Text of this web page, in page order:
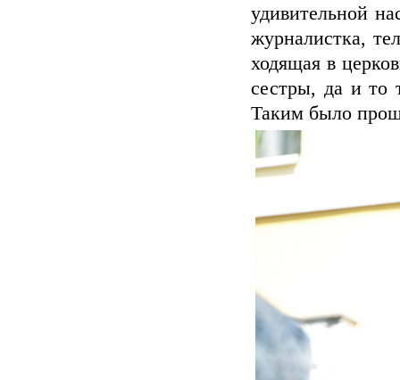
удивительной
журналистка,
ходящая в
сестры, да и то
Таким было